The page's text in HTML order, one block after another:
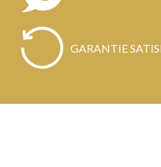
GARANTIE